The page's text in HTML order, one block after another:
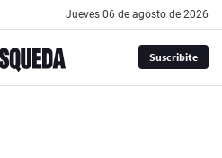
jueves 06 de agosto de 2026
Suscribite